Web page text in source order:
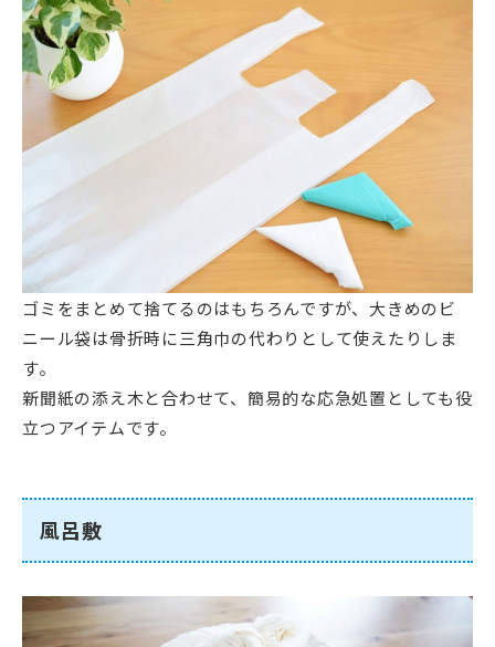
ゴミをまとめて捨てるのはもちろんですが、大きめのビ
ニール袋は骨折時に三角巾の代わりとして使えたりしま
す。
新聞紙の添え木と合わせて、簡易的な応急処置としても役
立つアイテムです。
風呂敷